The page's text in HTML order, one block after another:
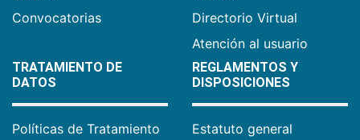
Convocatorias
Directorio Virtual
Atención al usuario
TRATAMIENTO DE
DATOS
Políticas de Tratamiento
REGLAMENTOS Y
DISPOSICIONES
Estatuto general